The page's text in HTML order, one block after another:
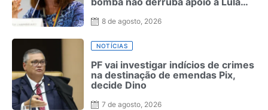
2022
8 de agosto, 2026
NOTÍCIAS
PF vai investigar indícios de crimes
na destinação de emendas Pix,
decide Dino
7 de agosto, 2026